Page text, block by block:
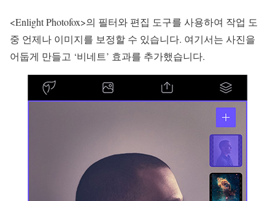
<Enlight Photofox>의 필터와 편집 도구를 사용하여 작업 도
중 언제나 이미지를 보정할 수 있습니다. 여기서는 사진을
어둡게 만들고 ‘비네트’ 효과를 추가했습니다.